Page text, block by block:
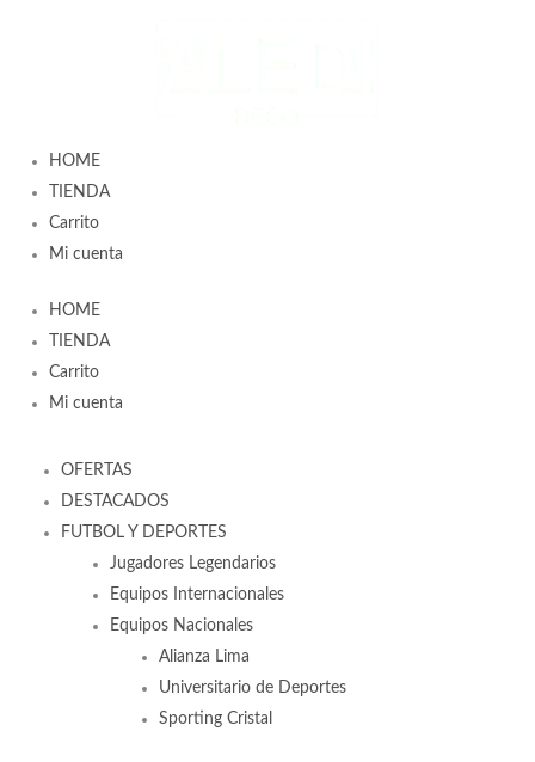
HOME
TIENDA
Carrito
Mi cuenta
HOME
TIENDA
Carrito
Mi cuenta
OFERTAS
DESTACADOS
FUTBOL Y DEPORTES
Jugadores Legendarios
Equipos Internacionales
Equipos Nacionales
Alianza Lima
Universitario de Deportes
Sporting Cristal